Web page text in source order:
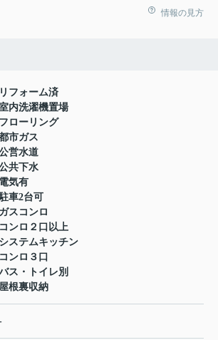
情報の見方
リフォーム済
内洗濯機置場
フローリング
市ガス
営水道
共下水
電気有
車2台可
ガスコンロ
コンロ２口以上
システムキッチン
コンロ３口
ス・トイレ別
屋根裏収納